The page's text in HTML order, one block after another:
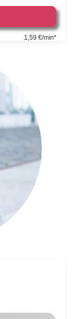
1,59 €/min*